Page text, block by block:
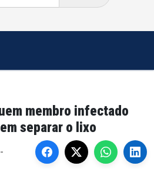
membro infectado
separar o lixo